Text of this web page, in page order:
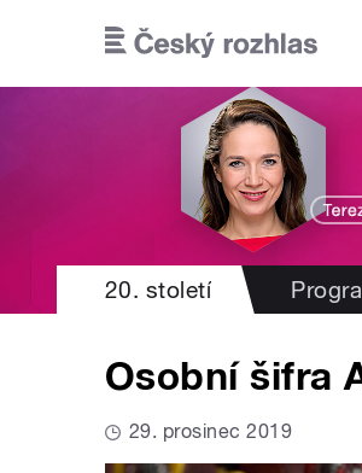
20. století
Osobní šifra
29. prosinec 2019